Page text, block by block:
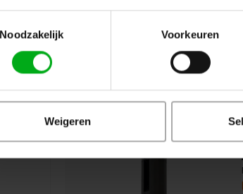
Noodzakelijk
Voorkeuren
Weigeren